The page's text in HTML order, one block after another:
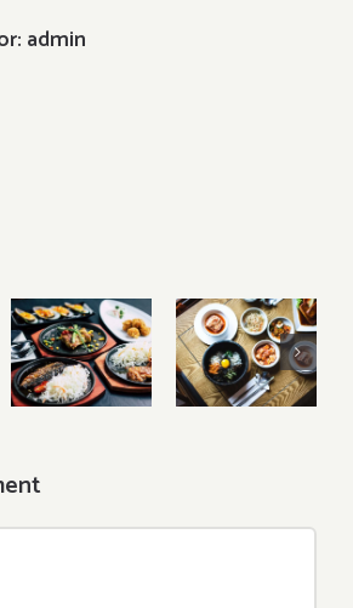
admin
My New
Favourite
Recipes
For
Meal
Prep:
Korean
Bibimbap